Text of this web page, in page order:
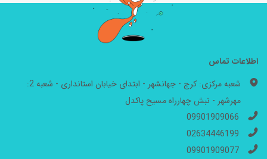
اطلاعات تماس
شعبه مرکزی: کرج - جهانشهر - ابتدای خیابان استانداری - شعبه 2:
مهرشهر - نبش چهارراه مسیح پاکدل
09901909066
02634446199
09901909077